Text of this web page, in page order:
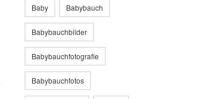
Baby Babybauch
Babybauchbilder
Babybauchfotografie
Babybauchfotos